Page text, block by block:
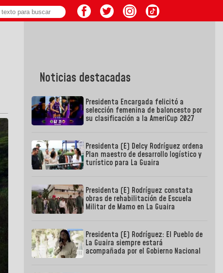
Noticias destacadas
Presidenta Encargada felicitó a
selección femenina de baloncesto por
su clasificación a la AmeriCup 2027
Presidenta (E) Delcy Rodríguez ordena
Plan maestro de desarrollo logístico y
turístico para La Guaira
Presidenta (E) Rodríguez constata
obras de rehabilitación de Escuela
Militar de Mamo en La Guaira
Presidenta (E) Rodríguez: El Pueblo de
La Guaira siempre estará
acompañada por el Gobierno Nacional